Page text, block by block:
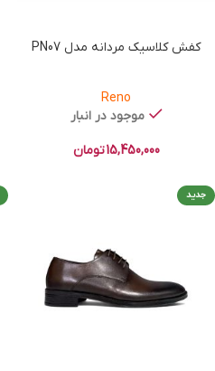
کفش کلاسیک مردانه مدل PN07
Reno
موجود در انبار
15,450,000تومان
جدید